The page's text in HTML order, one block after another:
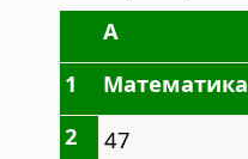
A
1
Математика
2
47